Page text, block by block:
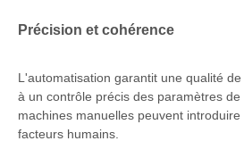
Précision et cohérence
L'automatisation garantit une qualité
à un contrôle précis des paramètres
machines manuelles peuvent
facteurs humains.